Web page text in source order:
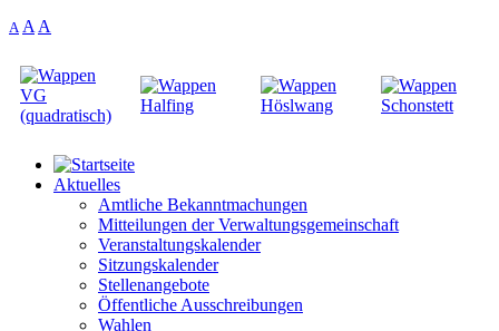
A A A
Aktuelles
Amtliche Bekanntmachungen
Mitteilungen der Verwaltungsgemeinschaft
Veranstaltungskalender
Sitzungskalender
Stellenangebote
Öffentliche Ausschreibungen
Wahlen